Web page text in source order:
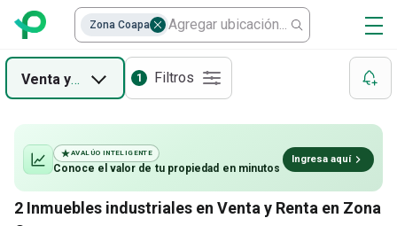
Venta yRenta 1 Filtros
2 Inmuebles industriales en Venta y Renta en Zona
AVALÚO INTELIGENTE
Conoce el valor de tu propiedad en minutos
Ingresa aquí
Casas en condominio
Departamentos
Casas
Oficinas
Locales
Zona Coapa